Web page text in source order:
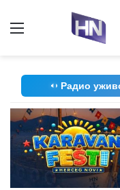
Радио